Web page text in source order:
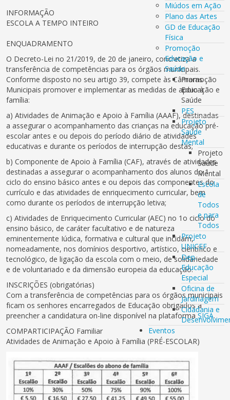
Miúdos em Ação
Plano das Artes
GD de Educação
Física
Promoção
Educação e
Saúde
Promoção
Educação e
Saúde
PES
Projeto
Saúde
Mental
Projeto
Saúde
Mental
Escola
de
Todos
e para
Todos
Projeto
UNICEF
Dep.
Educação
Especial
Oficina de
Jardinagem
Cidadania e
Eventos
INFORMAÇÃO
ESCOLA A TEMPO INTEIRO
ENQUADRAMENTO
O Decreto-Lei no 21/2019, de 20 de janeiro, concretiza a
transferência de competências para os órgãos municipais.
Conforme disposto no seu artigo 39, compete às Câmaras
Municipais promover e implementar as medidas de apoio à
família:
a) Atividades de Animação e Apoio à Família (AAAF), destinadas
a assegurar o acompanhamento das crianças na educação pré-
escolar antes e ou depois do período diário de atividades
educativas e durante os períodos de interrupção destas;
b) Componente de Apoio à Família (CAF), através de atividades
destinadas a assegurar o acompanhamento dos alunos do 1
ciclo do ensino básico antes e ou depois das componentes do
currículo e das atividades de enriquecimento curricular, bem
como durante os períodos de interrupção letiva;
c) Atividades de Enriquecimento Curricular (AEC) no 1o ciclo do
ensino básico, de caráter facultativo e de natureza
eminentemente Iúdica, formativa e cultural que incidam,
nomeadamente, nos domínios desportivo, artístico, científico e
tecnológico, de ligação da escola com o meio, de solidariedade
e de voluntariado e da dimensão europeia da educação.
INSCRIÇÕES (obrigatórias)
Com a transferência de competências para os órgãos municipais
ficam os senhores encarregados de Educação obrigados a
preencher a candidatura on-line disponível na plataformaSIGA.
COMPARTICIPAÇÃO Familiar
Atividades de Animação e Apoio à Família (PRÉ-ESCOLAR)